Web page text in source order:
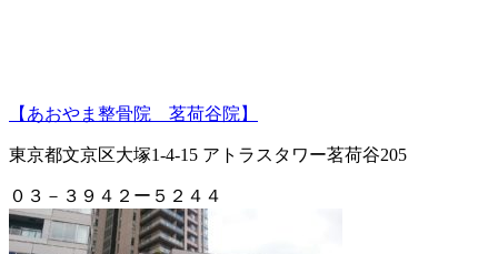
【あおやま整骨院 茗荷谷院】
東京都文京区大塚1-4-15 アトラスタワー茗荷谷205
０３－３９４２ー５２４４